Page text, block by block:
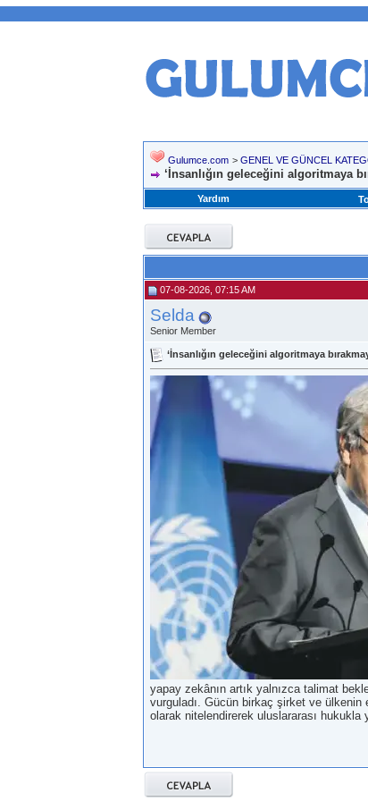
Gulumce.com > GENEL VE GÜNCEL
‘İnsanlığın geleceğini algoritmaya
Yardım
07-08-2026, 07:15 AM
Selda
Senior Member
‘İnsanlığın geleceğini algoritmaya
yapay zekânın artık yalnızca talimat
vurguladı. Gücün birkaç şirket ve ülkenin
olarak nitelendirerek uluslararası hukukla